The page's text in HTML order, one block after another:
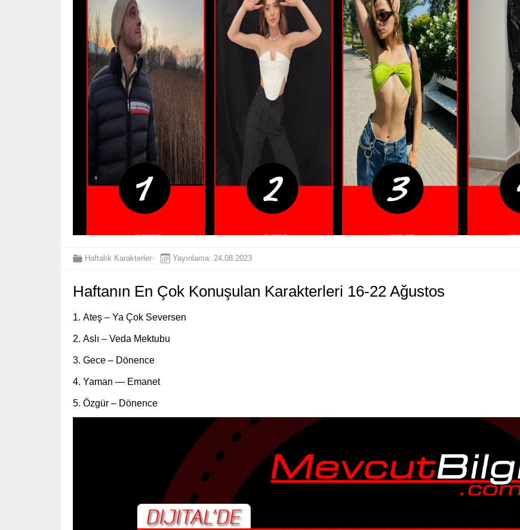
Haftalık Karakterler Yayınlama: 24.08.2023
Haftanın En Çok Konuşulan Karakterleri 16-22 Ağustos
Ateş – Ya Çok Seversen
Aslı – Veda Mektubu
Gece – Dönence
Yaman — Emanet
Özgür – Dönence